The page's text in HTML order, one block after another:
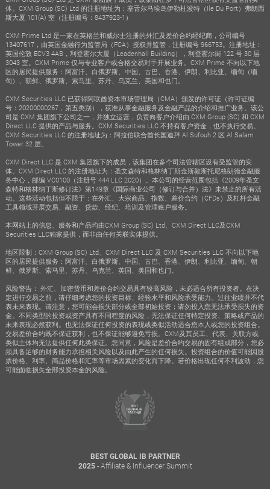
体。CXM Group (SC) Ltd 的注册地址为：塞舌尔马埃岛伊勒杜波特（Ile Du Port）弗朗西
斯大厦 101(A) 室（注册编号：8437923-1）
CXM Prime Ltd 是一家在英格兰和威尔士注册的外汇及差价合约经纪商，公司编号
13407617，由英国金融行为监管局（FCA）授权并监管，注册编号 966753。注册地址：
英国伦敦 ECV3 4AB，利登霍尔大厦（Leadenhall Building），利登霍尔街 122 号 30 层
3043 室。CXM Prime 仅与专业客户或合格交易对手开展业务。CXM Prime 不向以下地
区的居民提供服务：阿富汗、白俄罗斯、中国、古巴、香港、伊朗、利比亚、缅甸（缅
甸）、朝鲜、俄罗斯、索马里、苏丹、乌克兰、美国和也门。
CXM Securities LLC 已获得阿联酋资本市场管理局（CMA）颁发的许可证（许可证编
号：20200000267，第五类别），获准从事金融服务及金融产品的介绍和推广业务。该公
司是 CXM 集团旗下公司之一，并独立运营，负责向客户介绍由 CXM Group (SC) 和 CXM
Direct LLC 提供的产品与服务。CXM Securities LLC 不持有客户资金，也不执行交易。
CXM Securities LLC 的注册地址为：阿拉伯联合酋长国迪拜 Al Sufouh 2 区 Al Salam
Tower 32 层。
CXM Direct LLC 是 CXM 集团旗下的成员，该集团在多个司法管辖区设有受监管的实
体。CXM Direct LLC 的注册地址为：圣文森特和格林纳丁斯金斯敦斯托尼格朗德金融服
务中心，邮编 VC0100（注册号 444 LLC 2020）。本公司的经营范围包括《2009年圣文
森特和格林纳丁斯修订法》第149章《国际商业公司（修订与合并）法》未禁止的所有活
动。这些活动包括但不限于：在外汇、大宗商品、指数、差价合约（CFDs）及杠杆金融
工具领域开展交易、融资、贷款、经纪、培训及管理账户服务。
本网站上的信息、服务和产品均由CXM Group (SC) Ltd、CXM Direct LLC及CXM
Securities LLC独家提供，而非由任何关联实体提供。
地区限制：CXM Group (SC) Ltd、CXM Direct LLC 及 CXM Securities LLC 不向以下地
区的居民提供服务：阿富汗、白俄罗斯、中国、古巴、香港、伊朗、利比亚、缅甸、朝
鲜、俄罗斯、索马里、苏丹、乌克兰、英国、美国和也门。
风险警告： 外汇、加密货币和差价合约交易具有较高风险，未必适合所有投资者。在决
定进行交易之前，请仔细考虑您的投资目标、经验水平和风险承受能力。过往业绩并不代
表未来表现。请注意，您可能会损失部分或全部初始投资；请勿投入您无法承受损失的资
金。不同类型的投资或资产具有不同程度的风险，无法保证任何特定投资、策略或产品的
未来表现必然获利。也无法保证任何投资的表现或类似活动适合您本人或您的投资组合。
交易差价合约既不保证获利，也不保证能够避免亏损。CXM及其员工、代表、关联方或
类似主体均无法提供任何此类保证。您同意，风险是差价合约交易的固有组成部分，您必
须具备足够的财务能力承担相关风险以及由此产生的任何损失。投资组合的价值可能因股
票价格、利率、商品价格和汇率等市场因素的变化而下降。若价格出现任何不利波动，您
可能面临损失全部投资本金的风险。
BEST GLOBAL IB PARTNER
2025- Affiliate & Influencer Summit